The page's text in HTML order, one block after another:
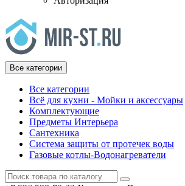
Все категории
Все категории
Всё для кухни - Мойки и аксессуары
Комплектующие
Предметы Интерьера
Сантехника
Система защиты от протечек воды
Газовые котлы-Водонагреватели